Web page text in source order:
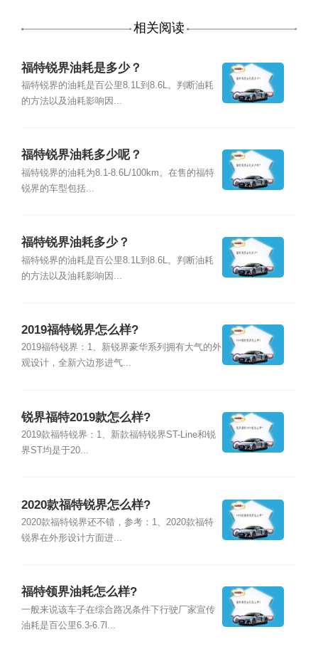
相关阅读
福特锐界油耗是多少？
福特锐界的油耗是百公里8.1L到8.6L。判断油耗
的方法以及油耗影响因...
福特锐界油耗多少呢？
福特锐界的油耗为8.1-8.6L/100km。在售的福特
锐界的车型包括...
福特锐界油耗多少？
福特锐界的油耗是百公里8.1L到8.6L。判断油耗
的方法以及油耗影响因...
2019福特锐界怎么样?
2019福特锐界：1、新锐界豪华系列拥有大气的外
观设计，全新六边形进气...
锐界福特2019款怎么样?
2019款福特锐界：1、新款福特锐界ST-Line和锐
界ST均是于20...
2020款福特锐界怎么样?
2020款福特锐界还不错，参考：1、2020款福特
锐界在外形设计方面进...
福特领界油耗怎么样?
一般来说该车子在综合路况条件下行驶厂家宣传
油耗是百公里6.3-6.7l...